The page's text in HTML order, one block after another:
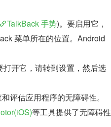
TalkBack 手势)。要启用它，
菜单所在的位置。Android
打开它，请转到设置，然后选
评估应用程序的无障碍性。
等工具提供了无障碍性